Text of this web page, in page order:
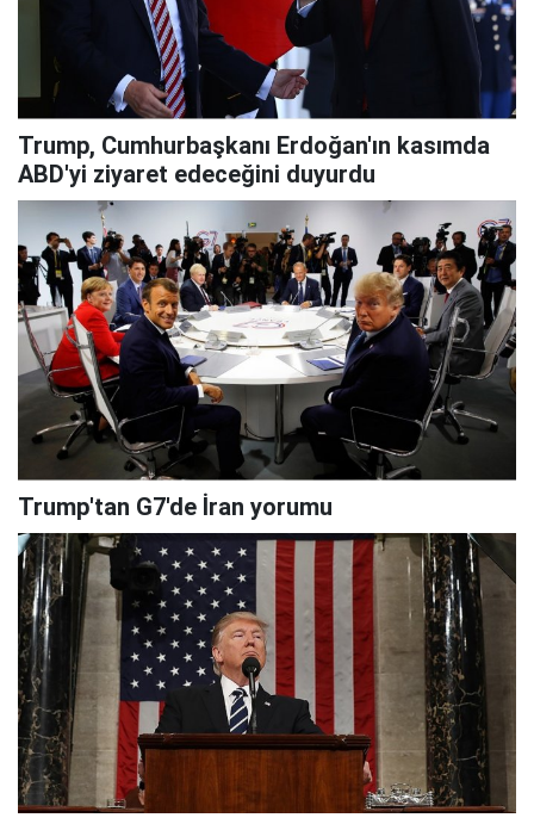
Trump, Cumhurbaşkanı Erdoğan'ın kasımda
ABD'yi ziyaret edeceğini duyurdu
Trump'tan G7'de İran yorumu